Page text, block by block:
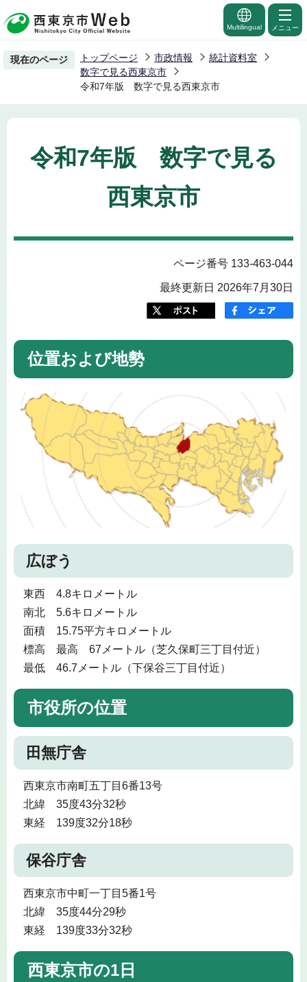
の
ー
の
先
Multilingual メニュー
現在のページ トップページ 市政情報
統計資料室
数字で見る西東京市
令和7年版 数字で見る西東京市
令和7年版 数字で見る
西東京市
ページ番号 133-463-044
最終更新日 2026年7月30日
位置および地勢
広ぼう
東西 4.8キロメートル
南北 5.6キロメートル
面積 15.75平方キロメートル
標高 最高 67メートル（芝久保町三丁目付近）
最低 46.7メートル（下保谷三丁目付近）
市役所の位置
田無庁舎
西東京市南町五丁目6番13号
北緯 35度43分32秒
東経 139度32分18秒
保谷庁舎
西東京市中町一丁目5番1号
北緯 35度44分29秒
東経 139度33分32秒
西東京市の1日